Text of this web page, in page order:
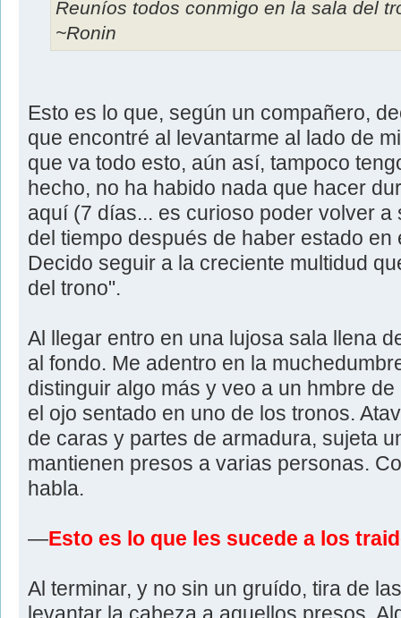
Reuníos todos conmigo en la sala del
~Ronin
Esto es lo que, según un compañero,
que encontré al levantarme al lado de
que va todo esto, aún así, tampoco
hecho, no ha habido nada que hacer
aquí (7 días... es curioso poder volver
del tiempo después de haber estado en
Decido seguir a la creciente multidud
del trono".
Al llegar entro en una lujosa sala llena
al fondo. Me adentro en la
distinguir algo más y veo a un hmbre
el ojo sentado en uno de los tronos.
de caras y partes de armadura, sujeta
mantienen presos a varias personas.
habla.
—Esto es lo que les sucede a los
Al terminar, y no sin un gruído, tira de